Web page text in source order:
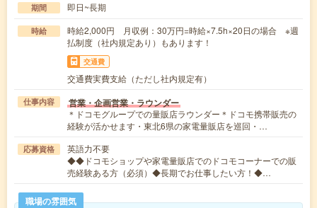
期間 即日~長期
時給
時給2,000円 月収例：30万円=時給×7.5h×20日の場合 ※週
払制度（社内規定あり）もあります！
交通費
交通費実費支給（ただし社内規定有）
仕事内容 営業・企画営業・ラウンダー
＊ドコモグループでの量販店ラウンダー＊ドコモ携帯販売の
経験が活かせます・東北6県の家電量販店を巡回・…
応募資格
英語力不要
◆◆ドコモショップや家電量販店でのドコモコーナーでの販
売経験ある方（必須）◆長期でお仕事したい方！◆…
職場の雰囲気